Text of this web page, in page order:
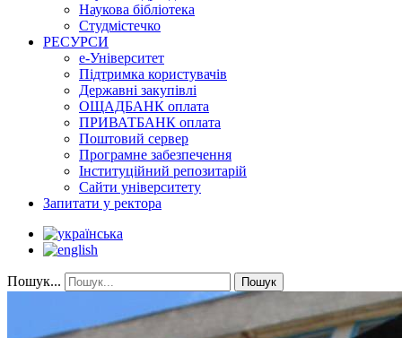
Наукова бібліотека
Студмістечко
РЕСУРСИ
е-Університет
Підтримка користувачів
Державні закупівлі
ОЩАДБАНК оплата
ПРИВАТБАНК оплата
Поштовий сервер
Програмне забезпечення
Інституційний репозитарій
Сайти університету
Запитати у ректора
Пошук... Пошук